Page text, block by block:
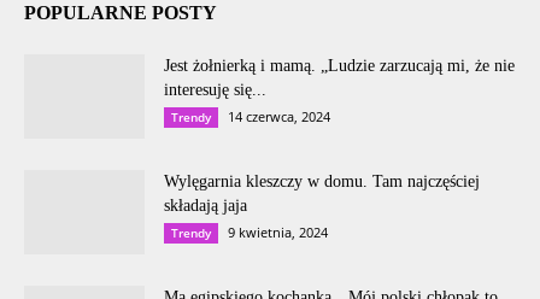
POPULARNE POSTY
Jest żołnierką i mamą. „Ludzie zarzucają mi, że nie
interesuję się...
Trendy 14 czerwca, 2024
Wylęgarnia kleszczy w domu. Tam najczęściej
składają jaja
Trendy 9 kwietnia, 2024